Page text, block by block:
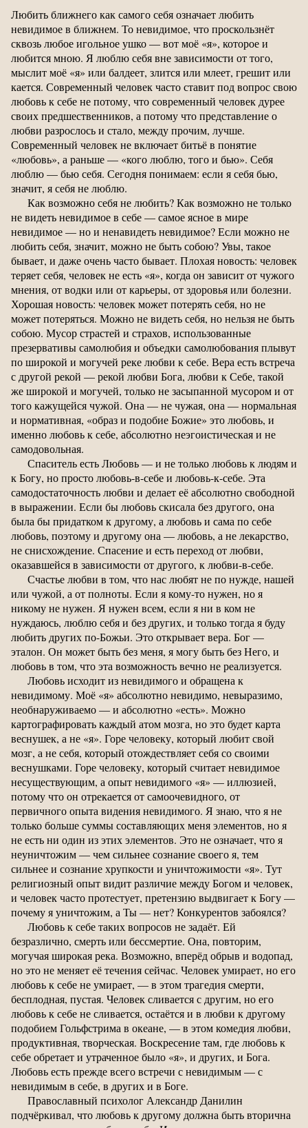
Любить ближнего как самого себя означает любить
невидимое в ближнем. То невидимое, что проскользнёт
сквозь любое игольное ушко — вот моё «я», которое и
любится мною. Я люблю себя вне зависимости от того,
мыслит моё «я» или балдеет, злится или млеет, грешит или
кается. Современный человек часто ставит под вопрос свою
любовь к себе не потому, что современный человек дурее
своих предшественников, а потому что представление о
любви разрослось и стало, между прочим, лучше.
Современный человек не включает битьё в понятие
«любовь», а раньше — «кого люблю, того и бью». Себя
люблю — бью себя. Сегодня понимаем: если я себя бью,
значит, я себя не люблю.
Как возможно себя не любить? Как возможно не только
не видеть невидимое в себе — самое ясное в мире
невидимое — но и ненавидеть невидимое? Если можно не
любить себя, значит, можно не быть собою? Увы, такое
бывает, и даже очень часто бывает. Плохая новость: человек
теряет себя, человек не есть «я», когда он зависит от чужого
мнения, от водки или от карьеры, от здоровья или болезни.
Хорошая новость: человек может потерять себя, но не
может потеряться. Можно не видеть себя, но нельзя не быть
собою. Мусор страстей и страхов, использованные
презервативы самолюбия и объедки самолюбования плывут
по широкой и могучей реке любви к себе. Вера есть встреча
с другой рекой — рекой любви Бога, любви к Себе, такой
же широкой и могучей, только не засыпанной мусором и от
того кажущейся чужой. Она — не чужая, она — нормальная
и нормативная, «образ и подобие Божие» это любовь, и
именно любовь к себе, абсолютно неэгоистическая и не
самодовольная.
Спаситель есть Любовь — и не только любовь к людям и
к Богу, но просто любовь-в-себе и любовь-к-себе. Эта
самодостаточность любви и делает её абсолютно свободной
в выражении. Если бы любовь скисала без другого, она
была бы придатком к другому, а любовь и сама по себе
любовь, поэтому и другому она — любовь, а не лекарство,
не снисхождение. Спасение и есть переход от любви,
оказавшейся в зависимости от другого, к любви-в-себе.
Счастье любви в том, что нас любят не по нужде, нашей
или чужой, а от полноты. Если я кому-то нужен, но я
никому не нужен. Я нужен всем, если я ни в ком не
нуждаюсь, люблю себя и без других, и только тогда я буду
любить других по-Божьи. Это открывает вера. Бог —
эталон. Он может быть без меня, я могу быть без Него, и
любовь в том, что эта возможность вечно не реализуется.
Любовь исходит из невидимого и обращена к
невидимому. Моё «я» абсолютно невидимо, невыразимо,
необнаруживаемо — и абсолютно «есть». Можно
картографировать каждый атом мозга, но это будет карта
веснушек, а не «я». Горе человеку, который любит свой
мозг, а не себя, который отождествляет себя со своими
веснушками. Горе человеку, который считает невидимое
несуществующим, а опыт невидимого «я» — иллюзией,
потому что он отрекается от самоочевидного, от
первичного опыта видения невидимого. Я знаю, что я не
только больше суммы составляющих меня элементов, но я
не есть ни один из этих элементов. Это не означает, что я
неуничтожим — чем сильнее сознание своего я, тем
сильнее и сознание хрупкости и уничтожимости «я». Тут
религиозный опыт видит различие между Богом и человек,
и человек часто протестует, претензию выдвигает к Богу —
почему я уничтожим, а Ты — нет? Конкурентов забоялся?
Любовь к себе таких вопросов не задаёт. Ей
безразлично, смерть или бессмертие. Она, повторим,
могучая широкая река. Возможно, вперёд обрыв и водопад,
но это не меняет её течения сейчас. Человек умирает, но его
любовь к себе не умирает, — в этом трагедия смерти,
бесплодная, пустая. Человек сливается с другим, но его
любовь к себе не сливается, остаётся и в любви к другому
подобием Гольфстрима в океане, — в этом комедия любви,
продуктивная, творческая. Воскресение там, где любовь к
себе обретает и утраченное было «я», и других, и Бога.
Любовь есть прежде всего встречи с невидимым — с
невидимым в себе, в других и в Боге.
Православный психолог Александр Данилин
подчёркивал, что любовь к другому должна быть вторична